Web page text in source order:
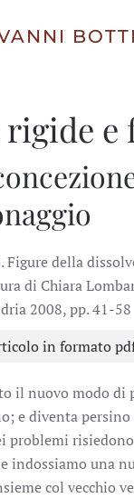
e
Figure della
di Chiara
2008, pp. 41-58
in formato
il nuovo modo di
e diventa
problemi
indossiamo una
col vecchio